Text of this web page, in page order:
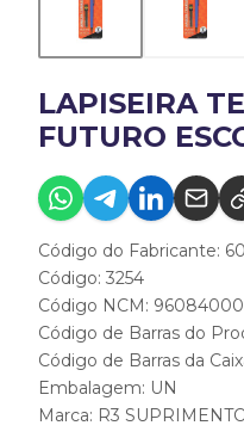
LAPISEIRA
FUTURO
Código do Fabricante:
Código: 3254
Código NCM: 96084000
Código de Barras do
Código de Barras da
Embalagem: UN
Marca: R3